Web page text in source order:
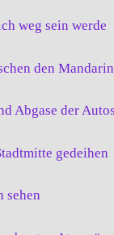
weg sein werde
den
Abgase der Autos
gedeihen
sehen